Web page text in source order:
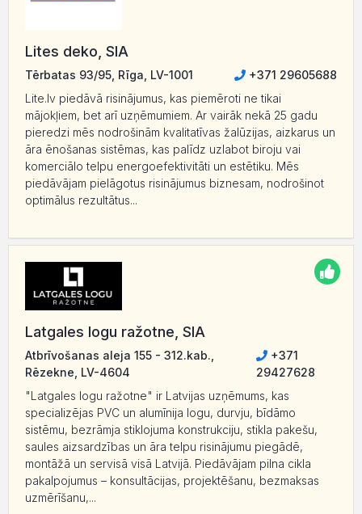
Lites deko, SIA
Tērbatas 93/95, Rīga, LV-1001
+371 29605688
Lite.lv piedāvā risinājumus, kas piemēroti ne tikai
mājokļiem, bet arī uzņēmumiem. Ar vairāk nekā 25 gadu
pieredzi mēs nodrošinām kvalitatīvas žalūzijas, aizkarus un
āra ēnošanas sistēmas, kas palīdz uzlabot biroju vai
komerciālo telpu energoefektivitāti un estētiku. Mēs
piedāvājam pielāgotus risinājumus biznesam, nodrošinot
optimālus rezultātus...
Latgales logu ražotne, SIA
Atbrīvošanas aleja 155 - 312.kab.,
Rēzekne, LV-4604
+371
29427628
"Latgales logu ražotne" ir Latvijas uzņēmums, kas
specializējas PVC un alumīnija logu, durvju, bīdāmo
sistēmu, bezrāmja stiklojuma konstrukciju, stikla pakešu,
saules aizsardzības un āra telpu risinājumu piegādē,
montāžā un servisā visā Latvijā. Piedāvājam pilna cikla
pakalpojumus – konsultācijas, projektēšanu, bezmaksas
uzmērīšanu,...